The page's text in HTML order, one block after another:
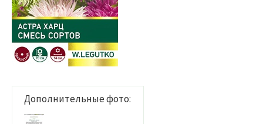
Дополнительные фото: